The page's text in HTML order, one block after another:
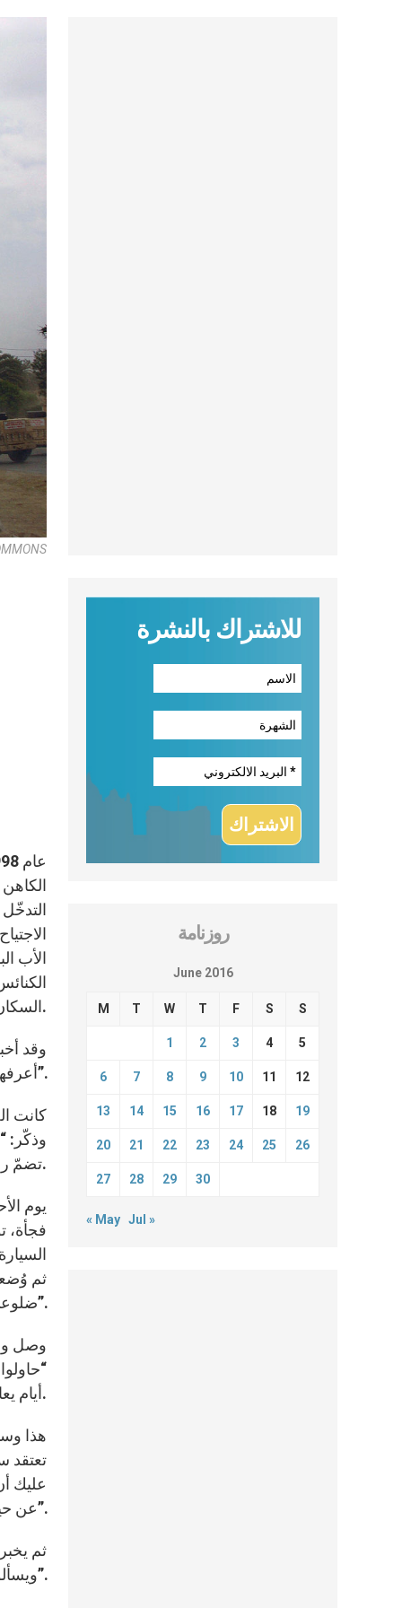
الأب
السكان. ولم ينسَ أن ينشىء مدرسة للأولاد المسيحيين والمسلمين.
وقد
أعرفهم كانوا يحتفظون بصورة لي أسلّم فيها الشهادة لأولادهم ويقولون “إنّ أولادنا يستلمون شهاداتهم من البابا”.
كانت
وذكّر:
تضمّ رعيته حوالى 2500 عائلة في التسعينيات ليصل عددها إلى 300 شخص.
فجأة،
ثم
ضلوعي وكأنها خرجت من مكانها”.
وصل
أيام يعاني العذاب والألم بين أيدي جلاّديه.
هذا
تعتقد
عليك
عن حياته إنما أنت لا يبدو أنك تهتمّ للأمر”.
ثم
ويسألون: “هل ترغب بالشرب أبتِ؟” وسرعان ما أتى الخاطفون بعد أيام وأعطوني ماءً لأشرب”.
للاشتراك بالنشرة
روزنامة
June 2016
M T W T F S S
1 2 3 4 5
6 7 8 9 10 11 12
13 14 15 16 17 18 19
20 21 22 23 24 25 26
27 28 29 30
« May Jul »